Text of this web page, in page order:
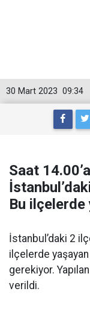
09:34
30 Mart 2023
Saat
Bu ilçelerde
İstanbul’daki 2
ilçelerde
gerekiyor.
verildi.